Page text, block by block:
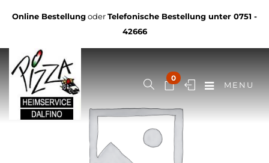
Online BestellungoderTelefonische Bestellung unter 0751 -
42666
0
MENU